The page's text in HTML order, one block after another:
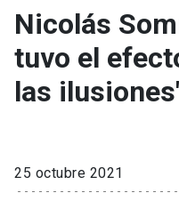
Facultades, escuelas e
institutos
Investigación
Extensión
Nicolás
tuvo el
las
25 octubre 2021